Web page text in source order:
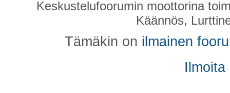
Keskustelufoorumin moottorina
Käännös,
Tämäkin on ilmainen